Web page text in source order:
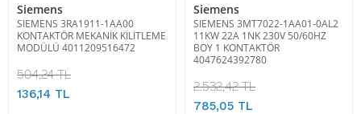
Siemens
SIEMENS 3RA1911-1AA00
KONTAKTÖR MEKANİK KİLİTLEME
MODÜLÜ 4011209516472
504,24 TL
136,14 TL
Siemens
SIEMENS 3MT7022-1AA01-0AL2
11KW 22A 1NK 230V 50/60HZ
BOY 1 KONTAKTÖR
4047624392780
2.532,42 TL
785,05 TL